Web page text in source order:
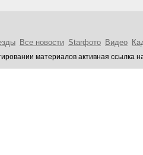
Все новости Starфото Видео
материалов активная ссылка